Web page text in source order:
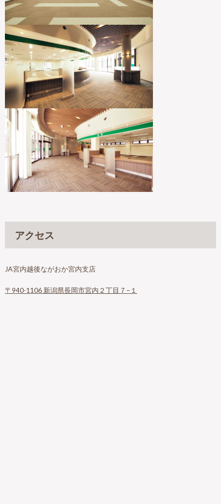
アクセス
JA宮内越後ながおか宮内支店
〒940-1106 新潟県長岡市宮内２丁目７−１